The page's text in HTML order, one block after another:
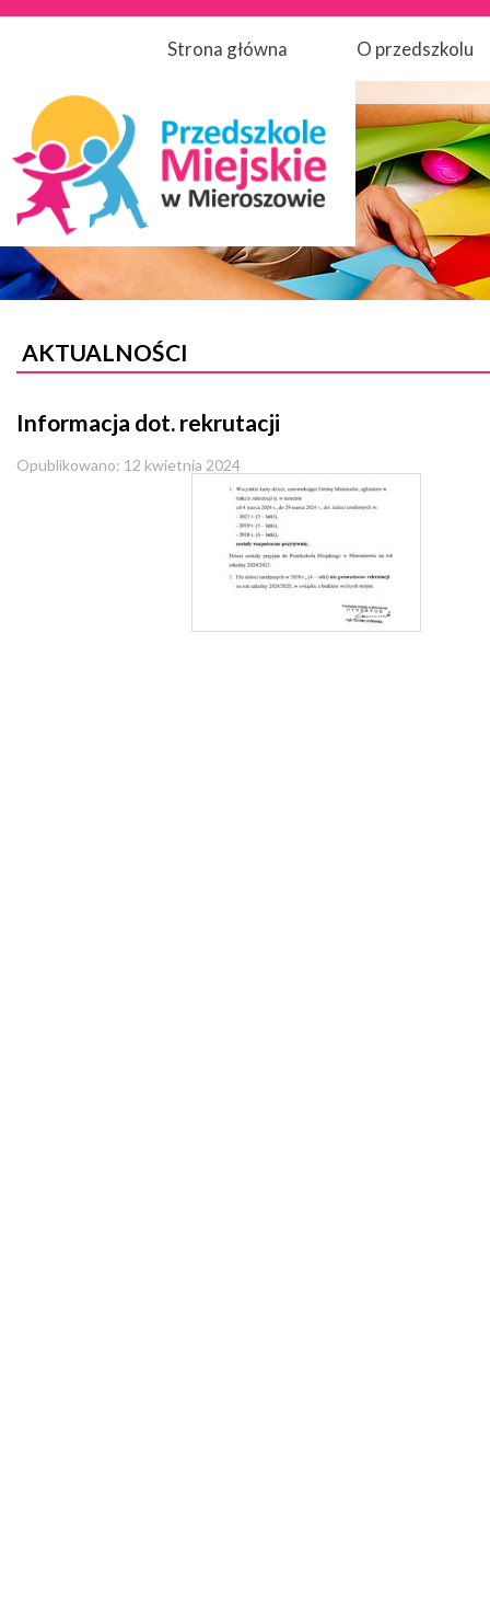
Strona główna O przedszkolu
AKTUALNOŚCI
Informacja dot. rekrutacji
Opublikowano: 12 kwietnia 2024